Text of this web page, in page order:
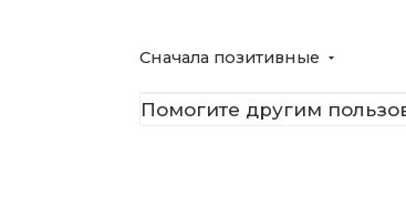
Сначала позитивные
Помогите другим